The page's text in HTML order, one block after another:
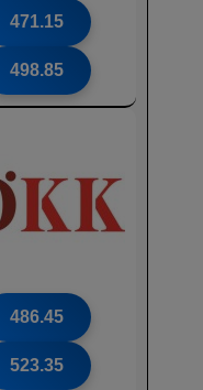
471.15
498.85
486.45
523.35